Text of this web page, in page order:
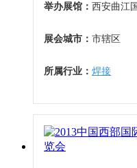
举办展馆： 西安曲江
展会城市： 市辖区
所属行业： 焊接